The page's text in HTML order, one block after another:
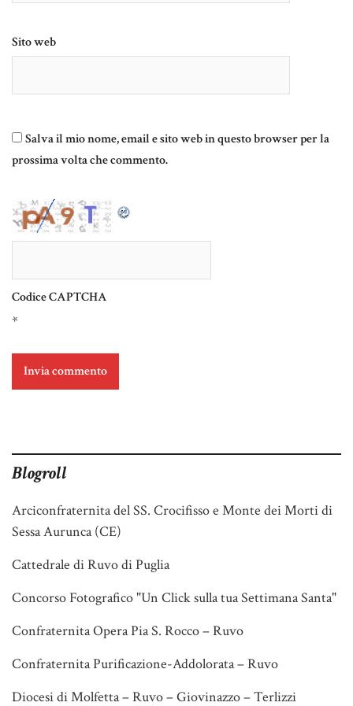
Sito web
Salva il mio nome, email e sito web in questo browser per la
prossima volta che commento.
Codice CAPTCHA
*
Blogroll
Arciconfraternita del SS. Crocifisso e Monte dei Morti di
Sessa Aurunca (CE)
Cattedrale di Ruvo di Puglia
Concorso Fotografico "Un Click sulla tua Settimana Santa"
Confraternita Opera Pia S. Rocco – Ruvo
Confraternita Purificazione-Addolorata – Ruvo
Diocesi di Molfetta – Ruvo – Giovinazzo – Terlizzi